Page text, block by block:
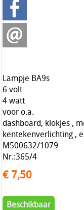
Lampje BA9s
6 volt
4 watt
voor o.a.
dashboard, klokjes ,
kentekenverlichting ,
M500632/1079
Nr.:365/4
€ 7,50
Beschikbaar